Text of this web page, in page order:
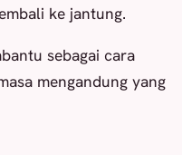
ke jantung.
sebagai cara
mengandung yang